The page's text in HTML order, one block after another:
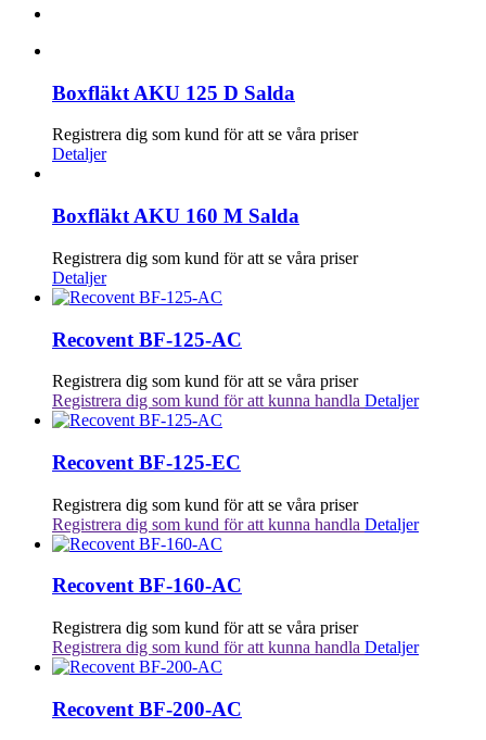
Boxfläkt AKU 125 D Salda
Registrera dig som kund för att se våra priser
Detaljer
Boxfläkt AKU 160 M Salda
Registrera dig som kund för att se våra priser
Detaljer
Recovent BF-125-AC
Registrera dig som kund för att se våra priser
Registrera dig som kund för att kunna handla Detaljer
Recovent BF-125-EC
Registrera dig som kund för att se våra priser
Registrera dig som kund för att kunna handla Detaljer
Recovent BF-160-AC
Registrera dig som kund för att se våra priser
Registrera dig som kund för att kunna handla Detaljer
Recovent BF-200-AC